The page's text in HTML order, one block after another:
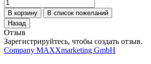
Отзыв
Зарегистрируйтесь, чтобы создать отзыв.
Company MAXXmarketing GmbH